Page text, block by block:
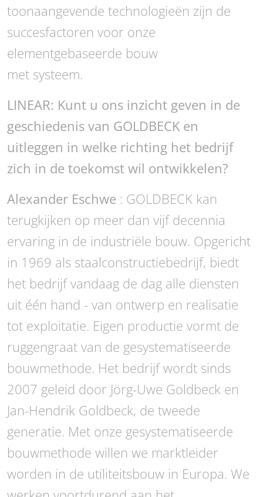
toonaangevende technologieën zijn de
succesfactoren voor onze
elementgebaseerde bouw
met systeem.
LINEAR: Kunt u ons inzicht geven in de
geschiedenis van GOLDBECK en
uitleggen in welke richting het bedrijf
zich in de toekomst wil ontwikkelen?
Alexander Eschwe : GOLDBECK kan
terugkijken op meer dan vijf decennia
ervaring in de industriële bouw. Opgericht
in 1969 als staalconstructiebedrijf, biedt
het bedrijf vandaag de dag alle diensten
uit één hand - van ontwerp en realisatie
tot exploitatie. Eigen productie vormt de
ruggengraat van de gesystematiseerde
bouwmethode. Het bedrijf wordt sinds
2007 geleid door Jörg-Uwe Goldbeck en
Jan-Hendrik Goldbeck, de tweede
generatie. Met onze gesystematiseerde
bouwmethode willen we marktleider
worden in de utiliteitsbouw in Europa. We